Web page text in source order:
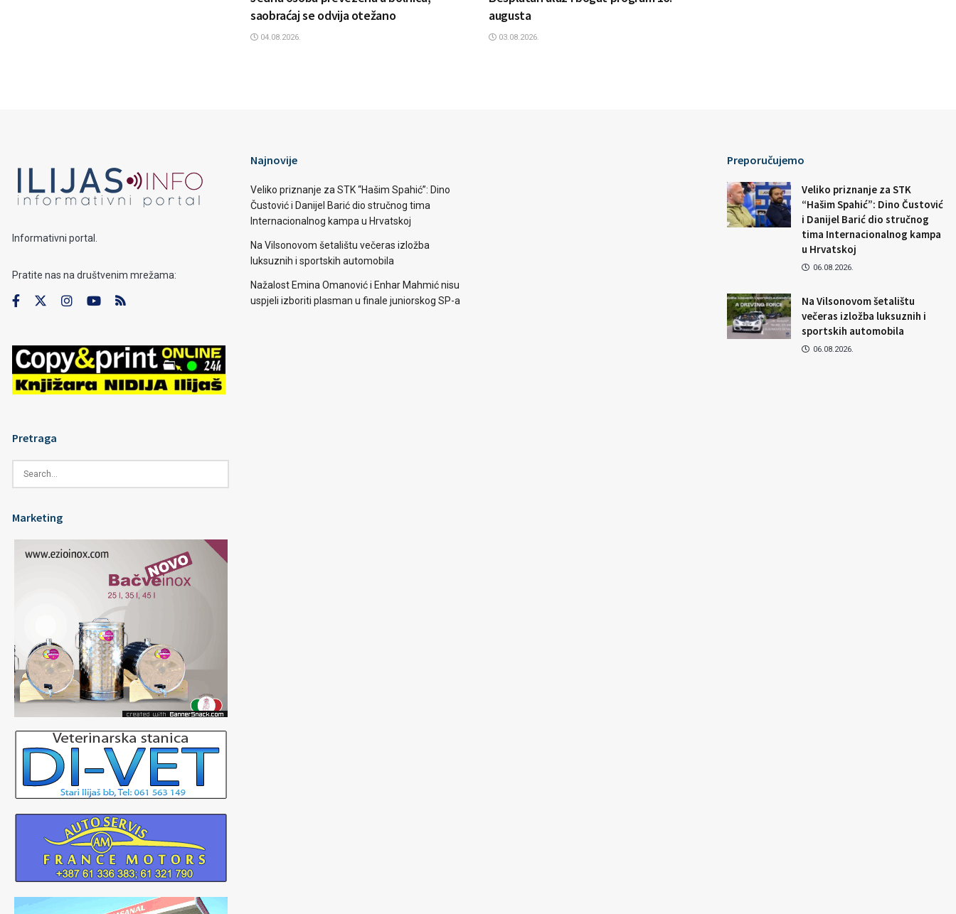
saobraćaj se odvija otežano
04.08.2026.
augusta
03.08.2026.
Informativni portal.
Pratite nas na društvenim mrežama:
Pretraga
Marketing
Najnovije
Veliko priznanje za STK “Hašim Spahić”: Dino
Čustović i Danijel Barić dio stručnog tima
Internacionalnog kampa u Hrvatskoj
Na Vilsonovom šetalištu večeras izložba
luksuznih i sportskih automobila
Nažalost Emina Omanović i Enhar Mahmić nisu
uspjeli izboriti plasman u finale juniorskog SP-a
Preporučujemo
Veliko priznanje za STK
“Hašim Spahić”: Dino Čustović
i Danijel Barić dio stručnog
tima Internacionalnog kampa
u Hrvatskoj
06.08.2026.
Na Vilsonovom šetalištu
večeras izložba luksuznih i
sportskih automobila
06.08.2026.